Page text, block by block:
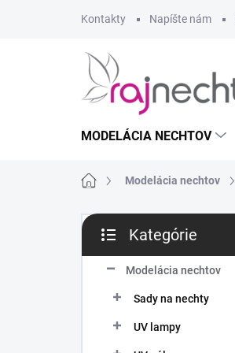
Kontakty Napíšte nám
MODELÁCIA NECHTOV
DomovModelácia nechtov
B
č
kategórie
Kategórie
Modelácia nechtov
Sady na nechty
UV lampy